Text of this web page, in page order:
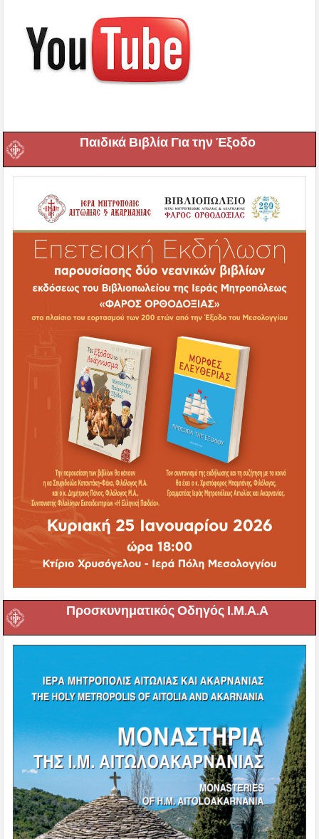
Παιδικά Βιβλία Για την Έξοδο
Προσκυνηματικός Οδηγός Ι.Μ.Α.Α